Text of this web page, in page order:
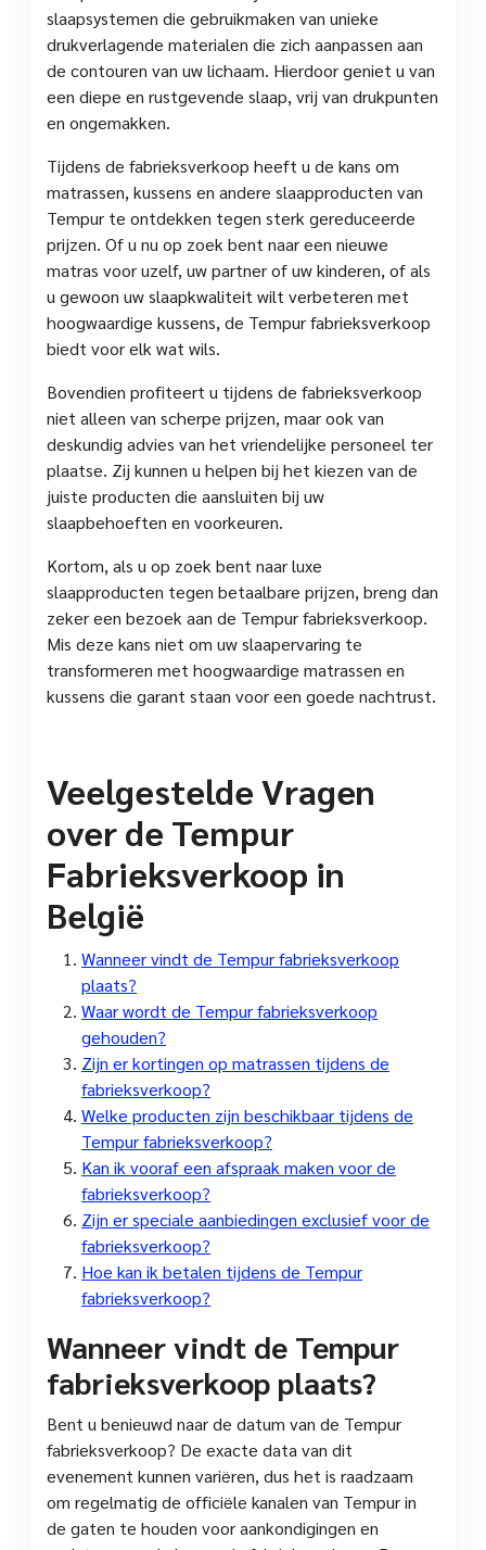
slaapsystemen die gebruikmaken van unieke
drukverlagende materialen die zich aanpassen aan
de contouren van uw lichaam. Hierdoor geniet u van
een diepe en rustgevende slaap, vrij van drukpunten
en ongemakken.
Tijdens de fabrieksverkoop heeft u de kans om
matrassen, kussens en andere slaapproducten van
Tempur te ontdekken tegen sterk gereduceerde
prijzen. Of u nu op zoek bent naar een nieuwe
matras voor uzelf, uw partner of uw kinderen, of als
u gewoon uw slaapkwaliteit wilt verbeteren met
hoogwaardige kussens, de Tempur fabrieksverkoop
biedt voor elk wat wils.
Bovendien profiteert u tijdens de fabrieksverkoop
niet alleen van scherpe prijzen, maar ook van
deskundig advies van het vriendelijke personeel ter
plaatse. Zij kunnen u helpen bij het kiezen van de
juiste producten die aansluiten bij uw
slaapbehoeften en voorkeuren.
Kortom, als u op zoek bent naar luxe
slaapproducten tegen betaalbare prijzen, breng dan
zeker een bezoek aan de Tempur fabrieksverkoop.
Mis deze kans niet om uw slaapervaring te
transformeren met hoogwaardige matrassen en
kussens die garant staan voor een goede nachtrust.
Veelgestelde Vragen
over de Tempur
Fabrieksverkoop in
België
Wanneer vindt de Tempur fabrieksverkoop
plaats?
Waar wordt de Tempur fabrieksverkoop
gehouden?
Zijn er kortingen op matrassen tijdens de
fabrieksverkoop?
Welke producten zijn beschikbaar tijdens de
Tempur fabrieksverkoop?
Kan ik vooraf een afspraak maken voor de
fabrieksverkoop?
Zijn er speciale aanbiedingen exclusief voor de
fabrieksverkoop?
Hoe kan ik betalen tijdens de Tempur
fabrieksverkoop?
Wanneer vindt de Tempur
fabrieksverkoop plaats?
Bent u benieuwd naar de datum van de Tempur
fabrieksverkoop? De exacte data van dit
evenement kunnen variëren, dus het is raadzaam
om regelmatig de officiële kanalen van Tempur in
de gaten te houden voor aankondigingen en